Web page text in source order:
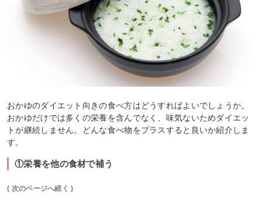
おかゆのダイエット向きの食べ方はどうすればよいでしょうか。
おかゆだけでは多くの栄養を含んでなく、味気ないためダイエッ
トが継続しません。どんな食べ物をプラスすると良いか紹介しま
す。
①栄養を他の食材で補う
( 次のページへ続く )